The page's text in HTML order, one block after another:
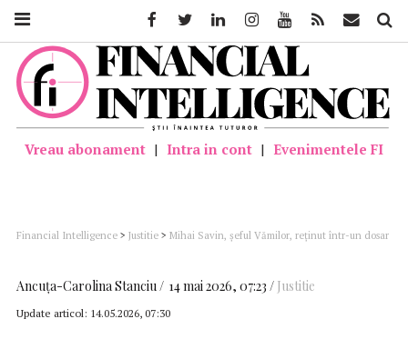
Vreau abonament | Intra in cont | Evenimentele FI
Financial Intelligence > Justitie > Mihai Savin, şeful Vămilor, reţinut într-un dosar
Ancuţa-Carolina Stanciu 14 mai 2026, 07:23 Justitie
Update articol: 14.05.2026, 07:30
FacebookTwitter LinkedinInstagramYoutube Feed Mail